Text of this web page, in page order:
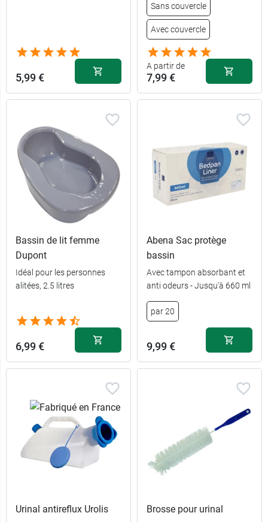
5,99 €
Sans couvercle
Avec couvercle
A partir de
7,99 €
couvercle
9,99 €
Bassin de lit femme
Dupont
Idéal pour les personnes
alitées, 2.5 litres
6,99 €
Abena Sac protège
bassin
Avec tampon absorbant et
anti odeurs - Jusqu'à 660 ml
par 20
9,99 €
Urinal antireflux Urolis Brosse pour urinal